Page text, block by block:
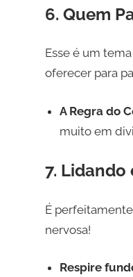
6. Quem
Esse é um
oferecer para
A Regra do
muito em
7. Lidando
É
nervosa!
Respire